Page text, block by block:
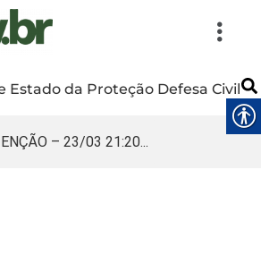
Estado da Proteção Defesa Civil
– 23/03 21:20...